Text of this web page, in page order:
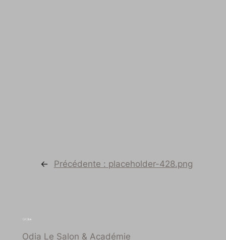
← Précédente : placeholder-428.png
Odia Le Salon & Académie